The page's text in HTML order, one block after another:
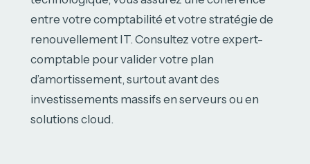
entre votre comptabilité et votre stratégie de
renouvellement IT. Consultez votre expert-
comptable pour valider votre plan
d’amortissement, surtout avant des
investissements massifs en serveurs ou en
solutions cloud.